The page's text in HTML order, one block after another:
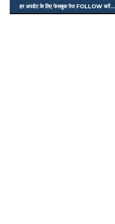
हर अपडेट के लिए फेसबुक पेज FOLLOW करें...